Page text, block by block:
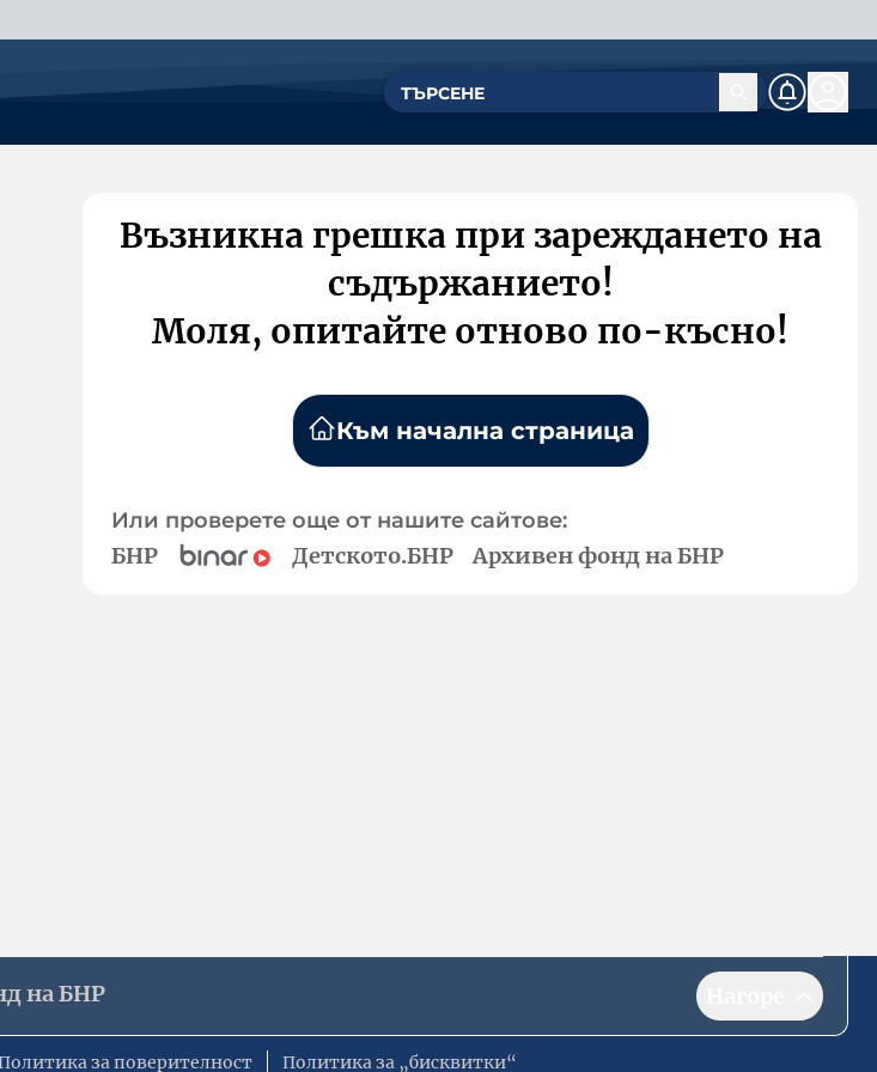
Възникна грешка при зареждането на
съдържанието!
Моля, опитайте отново по-късно!
Към начална страница
Или проверете още от нашите сайтове:
БНР Детското.БНР Архивен фонд на БНР
на БНР
за поверителност Политика за „бисквитки“